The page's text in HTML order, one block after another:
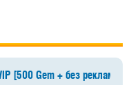
[500 Gem + без рекламы +